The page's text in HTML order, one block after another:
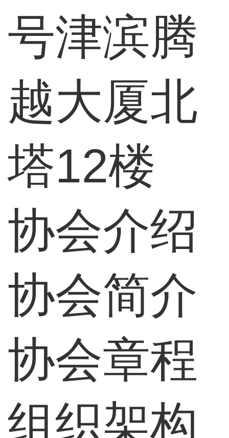
号津滨腾
越大厦北
塔12楼
协会介绍
协会简介
协会章程
组织架构